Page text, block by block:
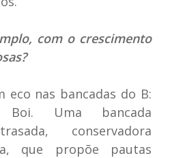
com o crescimento
eco nas bancadas do B:
Uma bancada
conservadora
que propõe pautas